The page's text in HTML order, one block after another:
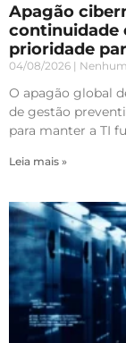
Apagão
continuidade
prioridade
04/08/2026
O apagão global
de gestão
para manter a TI
Leia mais »